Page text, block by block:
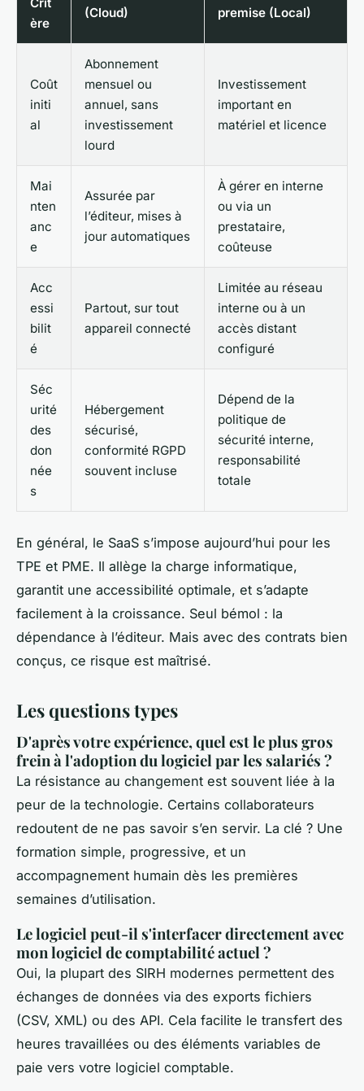
ère
(Cloud)
premise (Local)
Coût
initi
al
Abonnement
mensuel ou
annuel, sans
investissement
lourd
Investissement
important en
matériel et licence
Mai
nten
anc
e
Assurée par
l’éditeur, mises à
jour automatiques
À gérer en interne
ou via un
prestataire,
coûteuse
Acc
essi
bilit
é
Partout, sur tout
appareil connecté
Limitée au réseau
interne ou à un
accès distant
configuré
Séc
urité
des
don
née
s
Hébergement
sécurisé,
conformité RGPD
souvent incluse
Dépend de la
politique de
sécurité interne,
responsabilité
totale
En général, le SaaS s’impose aujourd’hui pour les
TPE et PME. Il allège la charge informatique,
garantit une accessibilité optimale, et s’adapte
facilement à la croissance. Seul bémol : la
dépendance à l’éditeur. Mais avec des contrats bien
conçus, ce risque est maîtrisé.
Les questions types
D'après votre expérience, quel est le plus gros
frein à l'adoption du logiciel par les salariés ?
La résistance au changement est souvent liée à la
peur de la technologie. Certains collaborateurs
redoutent de ne pas savoir s’en servir. La clé ? Une
formation simple, progressive, et un
accompagnement humain dès les premières
semaines d’utilisation.
Le logiciel peut-il s'interfacer directement avec
mon logiciel de comptabilité actuel ?
Oui, la plupart des SIRH modernes permettent des
échanges de données via des exports fichiers
(CSV, XML) ou des API. Cela facilite le transfert des
heures travaillées ou des éléments variables de
paie vers votre logiciel comptable.